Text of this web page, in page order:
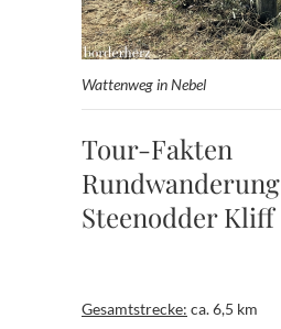
Wattenweg in Nebel
Tour-Fakten
Rundwanderung
Steenodder Kliff
Gesamtstrecke: ca. 6,5 km